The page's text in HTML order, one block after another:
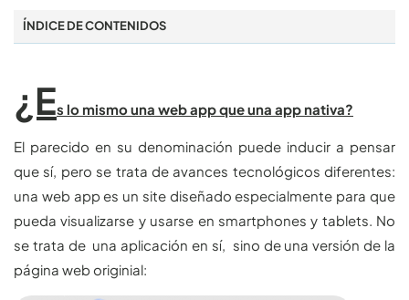
ÍNDICE DE CONTENIDOS
¿Es lo mismo una web app que una app nativa?
El parecido en su denominación puede inducir a pensar
que sí, pero se trata de avances tecnológicos diferentes:
una web app es un site diseñado especialmente para que
pueda visualizarse y usarse en smartphones y tablets. No
se trata de una aplicación en sí, sino de una versión de la
página web originial: